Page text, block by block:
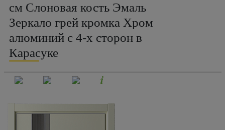
см Слоновая кость Эмаль
Зеркало грей кромка Хром
алюминий с 4-х сторон в
Карасуке